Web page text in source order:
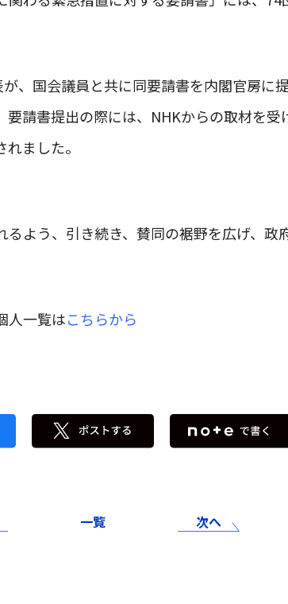
、国会議員と共に同要請書を内閣官房に
請書提出の際には、NHKからの取材を受
ました。
よう、引き続き、賛同の裾野を広げ、政
人一覧はこちらから
一覧 次へ